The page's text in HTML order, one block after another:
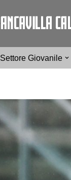
Settore Giovanile